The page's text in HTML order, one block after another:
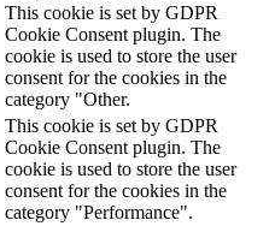
This cookie is set by GDPR
Cookie Consent plugin. The
cookie is used to store the user
consent for the cookies in the
category "Other.
This cookie is set by GDPR
Cookie Consent plugin. The
cookie is used to store the user
consent for the cookies in the
category "Performance".